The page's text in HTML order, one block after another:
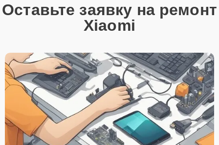
Оставьте заявку на ремонт
Xiaomi